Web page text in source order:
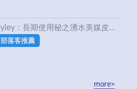
more>
Hayley：長期使用秘之湧水美媒皮膚變得超保濕又水嫩，從內而外的光亮！｜OGUMA水美媒
部落客推薦
more>